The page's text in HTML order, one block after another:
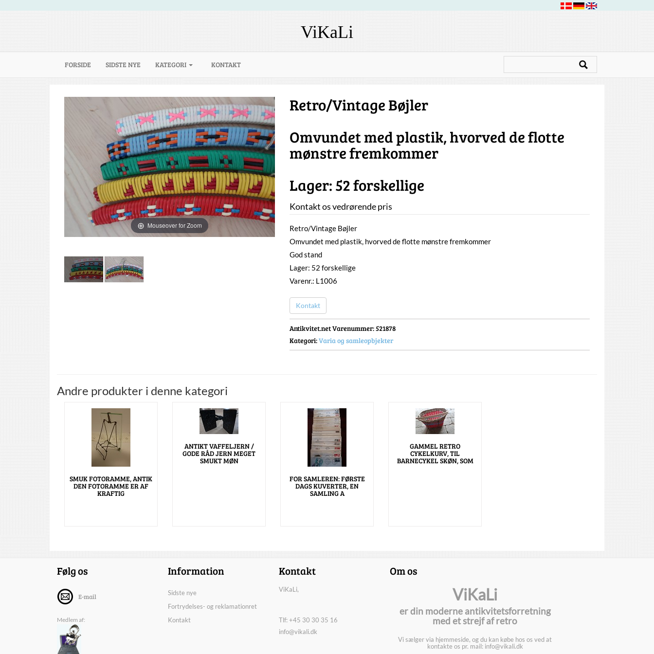
ViKaLi
FORSIDE (CURRENT)
SIDSTE NYE KATEGORI KONTAKT
Mouseover for Zoom
Retro/Vintage Bøjler
Omvundet med plastik, hvorved de flotte
mønstre fremkommer
Lager: 52 forskellige
Kontakt os vedrørende pris
Retro/Vintage Bøjler
Omvundet med plastik, hvorved de flotte mønstre fremkommer
God stand
Lager: 52 forskellige
Varenr.: L1006
Kontakt
Antikvitet.net Varenummer: 521878
Kategori:Varia og samleopbjekter
Andre produkter i denne kategori
SMUK FOTORAMME, ANTIK
DEN FOTORAMME ER AF
KRAFTIG
ANTIKT VAFFELJERN /
GODE RÅD JERN MEGET
SMUKT MØN
FOR SAMLEREN: FØRSTE
DAGS KUVERTER, EN
SAMLING A
GAMMEL RETRO
CYKELKURV, TIL
BARNECYKEL SKØN, SOM
Følg os
E-mail
Medlem af:
Information
Sidste nye
Fortrydelses- og reklamationret
Kontakt
Kontakt
ViKaLi,
Tlf: +45 30 30 35 16
info@vikali.dk
Om os
ViKaLi
er din moderne antikvitetsforretning
med et strejf af retro
Vi sælger via hjemmeside, og du kan købe hos os ved at
kontakte os pr. mail: info@vikali.dk